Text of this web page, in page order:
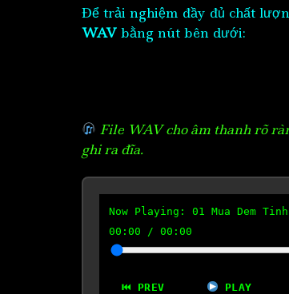
Để trải nghiệm đầy đủ chất
WAV bằng nút bên dưới:
File WAV cho âm thanh rõ
ghi ra đĩa.
Now Playing: 01 Mua Dem
00:00 / 00:00
⏮ PREV PLAY